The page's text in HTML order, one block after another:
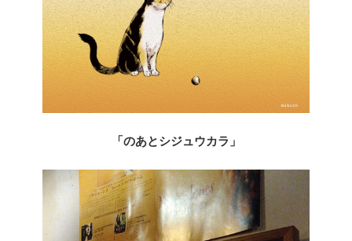
「のあとシジュウカラ」